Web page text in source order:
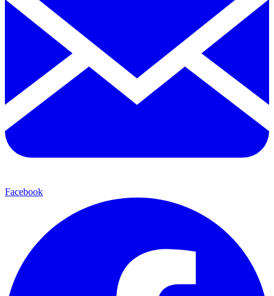
Facebook